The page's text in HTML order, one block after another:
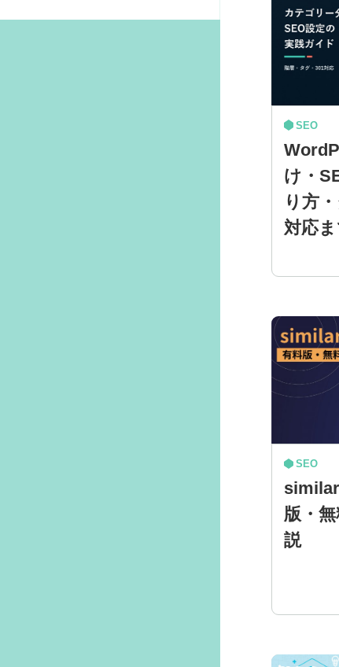
SEO
け・
り方
対応
SEO
版・
説